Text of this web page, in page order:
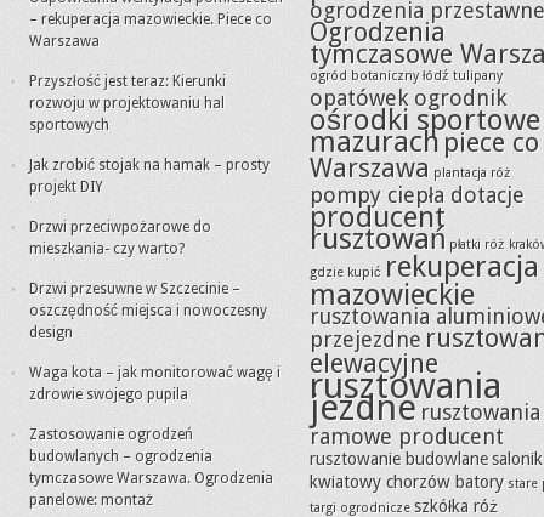
– rekuperacja mazowieckie. Piece co
Warszawa
Przyszłość jest teraz: Kierunki
rozwoju w projektowaniu hal
sportowych
Jak zrobić stojak na hamak – prosty
projekt DIY
Drzwi przeciwpożarowe do
mieszkania- czy warto?
Drzwi przesuwne w Szczecinie –
oszczędność miejsca i nowoczesny
design
Waga kota – jak monitorować wagę i
zdrowie swojego pupila
Zastosowanie ogrodzeń
budowlanych – ogrodzenia
tymczasowe Warszawa. Ogrodzenia
panelowe: montaż
ogrodzenia przestawne
Ogrodzenia
tymczasowe
ogród botaniczny łódź tulipany
opatówek ogrodnik
ośrodki
mazurach piece co
Warszawa plantacja róż
pompy ciepła dotacje
producent
rusztowań płatki róż
gdzie kupić rekuperacja
mazowieckie
rusztowania
przejezdne
elewacyjne
rusztowania
jezdne rusztowania
ramowe producent
rusztowanie budowlanesalonik
kwiatowy chorzów batory stare
targi ogrodnicze szkółka róż